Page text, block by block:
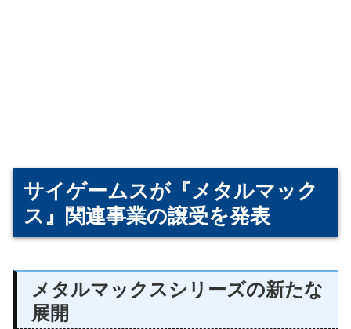
サイゲームスが『メタルマック
ス』関連事業の譲受を発表
メタルマックスシリーズの新たな
展開